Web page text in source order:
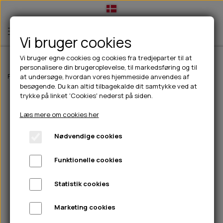
TIL HUND
💧FODER- VANDSKÅLE
CHICOPEE
GODBIDSTASKE
HALSBÅND
🦴 GODBIDDER & SNACKS
🍖 SMAGSVARIANTER
🎾 LEGETØJ
TÆNDER, ØRE, ØJE, POTER & NÆSE
🐾 UDSTYR & KOMFORT
TIL HUNDEEJER
DRIKKEFLASKER/TERMOFLASKER
HUER OG VANTER
PINEWOOD SALES
TIL KAT
TILBUD
NYHEDER
ABONNEMENT
Forside Til hunde Godbidder & Snacks 100% Naturlig snack
Vi bruger cookies
Vi bruger egne cookies og cookies fra tredjeparter til at
personalisere din brugeroplevelse, til markedsføring og til
at undersøge, hvordan vores hjemmeside anvendes af
besøgende. Du kan altid tilbagekalde dit samtykke ved at
trykke på linket 'Cookies' nederst på siden.
Læs mere om cookies her
Nødvendige cookies
Funktionelle cookies
Statistik cookies
Marketing cookies